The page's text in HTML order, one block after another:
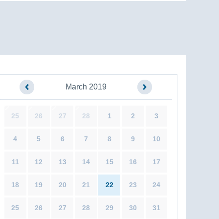
March 2019
25 26 27 28 1 2 3
4 5 6 7 8 9 10
11 12 13 14 15 16 17
18 19 20 21 22 23 24
25 26 27 28 29 30 31